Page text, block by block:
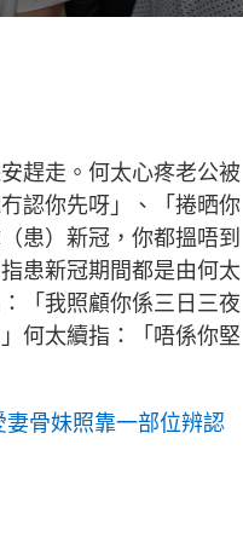
趕走。何太心疼老公被
認你先呀」、「捲晒你
患）新冠，你都搵唔到
患新冠期間都是由何太
「我照顧你係三日三夜
何太續指：「唔係你堅
骨妹照靠一部位辨認